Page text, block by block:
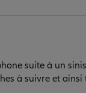
à suivre et